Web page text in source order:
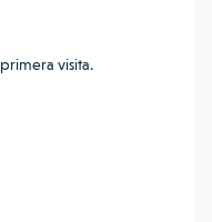
visita.